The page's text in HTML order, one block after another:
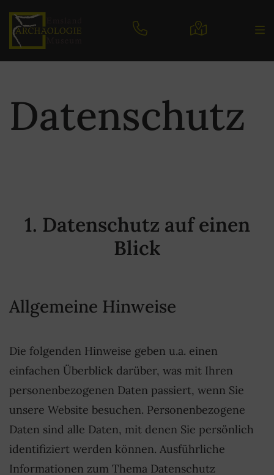
Datenschutz
1. Datenschutz auf einen
Blick
Allgemeine Hinweise
Die folgenden Hinweise geben u.a. einen
einfachen Überblick darüber, was mit Ihren
personenbezogenen Daten passiert, wenn Sie
unsere Website besuchen. Personenbezogene
Daten sind alle Daten, mit denen Sie persönlich
identifiziert werden können. Ausführliche
Informationen zum Thema Datenschutz